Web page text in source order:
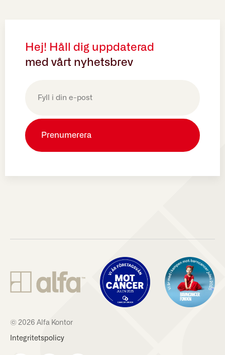
Hej! Håll dig uppdaterad
med vårt nyhetsbrev
(Obligatoriskt)
© 2026 Alfa Kontor
Integritetspolicy